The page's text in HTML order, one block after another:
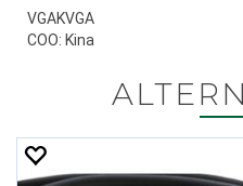
VGAKVGA
COO: Kina